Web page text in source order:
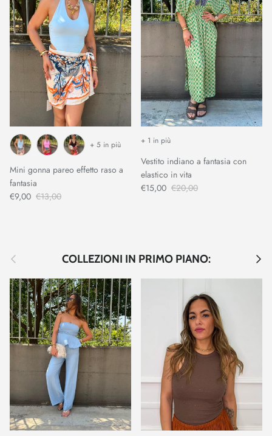
Mini gonna pareo effetto raso a
fantasia
€9,00 €13,00
+ 5 in più
Vestito indiano a fantasia con
elastico in vita
€15,00 €20,00
+ 1 in più
Indietro COLLEZIONI IN PRIMO PIANO: